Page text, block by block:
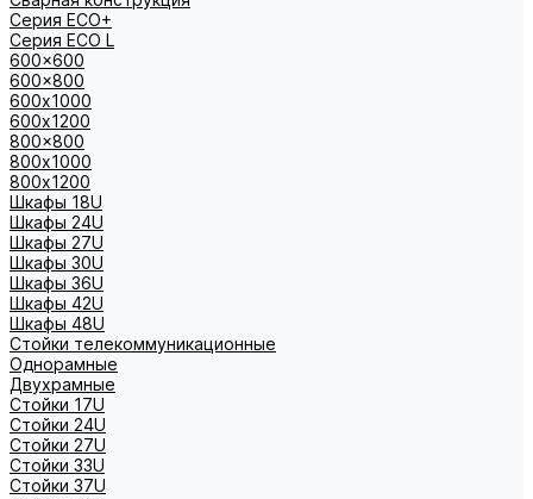
Серия ECO+
Серия ECO L
600x600
600x800
600х1000
600х1200
800x800
800х1000
800х1200
Шкафы 18U
Шкафы 24U
Шкафы 27U
Шкафы 30U
Шкафы 36U
Шкафы 42U
Шкафы 48U
Стойки телекоммуникационные
Однорамные
Двухрамные
Стойки 17U
Стойки 24U
Стойки 27U
Стойки 33U
Стойки 37U